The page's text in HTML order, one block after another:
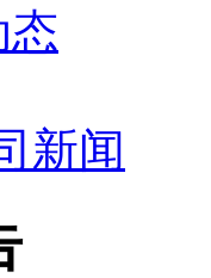
态
新闻